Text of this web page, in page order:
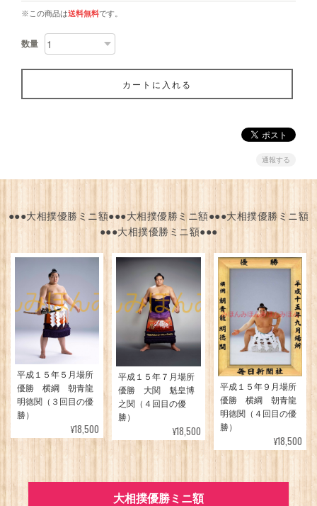
※この商品は送料無料です。
数量
カートに入れる
通報する
●●●大相撲優勝ミニ額●●●大相撲優勝ミニ額●●●大相撲優勝ミニ額
●●●大相撲優勝ミニ額●●●
平成１５年５月場所
優勝 横綱 朝青龍
明徳関（３回目の優
勝）
¥18,500
平成１５年７月場所
優勝 大関 魁皇博
之関（４回目の優
勝）
¥18,500
平成１５年９月場所
優勝 横綱 朝青龍
明徳関（４回目の優
勝）
¥18,500
大相撲優勝ミニ額